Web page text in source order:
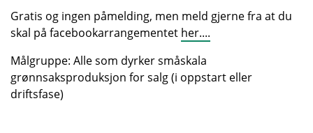
Gratis og ingen påmelding, men meld gjerne fra at du
skal på facebookarrangementet her....
Målgruppe: Alle som dyrker småskala
grønnsaksproduksjon for salg (i oppstart eller
driftsfase)